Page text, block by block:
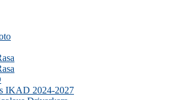
IKAD 2024-2027